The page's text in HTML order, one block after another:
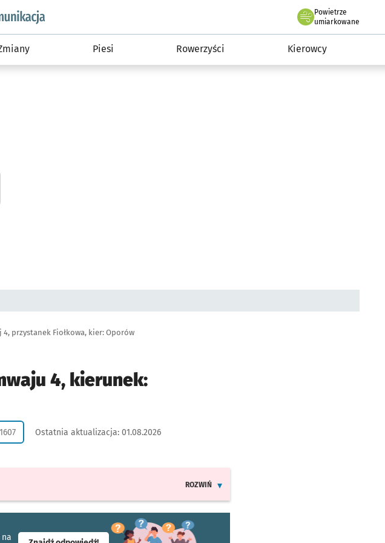
podserwis: Komunikacja
Powietrze
we Wrocławiu
umiarkowane
Piesi Rowerzyści Kierowcy
4, przystanek Fiołkowa, kier: Oporów
4, kierunek:
Ostatnia aktualizacja: 01.08.2026
ROZWIŃ